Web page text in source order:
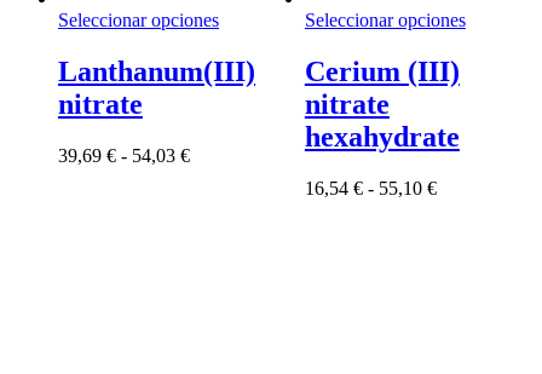
Seleccionar opcionesEste
tiene
múltiples
Lanthanum(III)
nitrate
39,69 € - 54,03 €Rango
Seleccionar opcionesEste
Cerium (III)
nitrate
hexahydrate
16,54 € - 55,10 €Rango